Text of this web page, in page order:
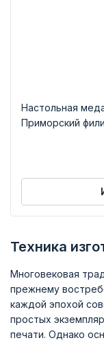
Настольная
Приморский
Техника
Многовековая
прежнему
каждой эпохой
простых
печати. Однако